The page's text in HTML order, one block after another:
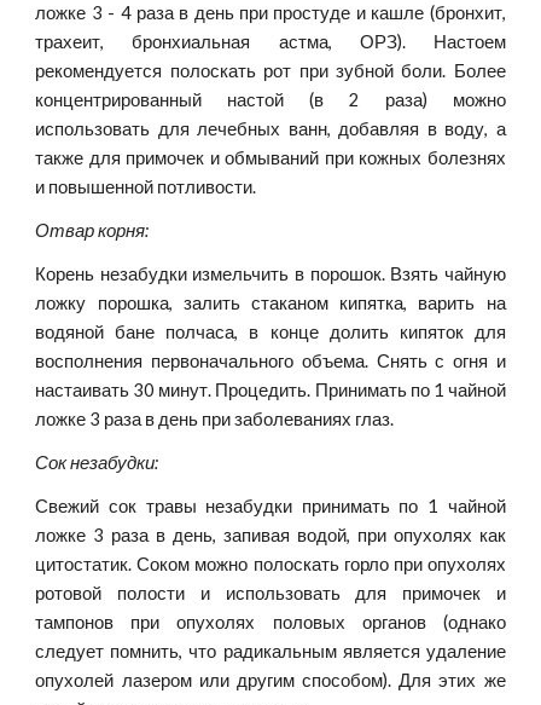
ложке 3 - 4 раза в день при простуде и кашле (бронхит,
трахеит, бронхиальная астма, ОРЗ). Настоем
рекомендуется полоскать рот при зубной боли. Более
концентрированный настой (в 2 раза) можно
использовать для лечебных ванн, добавляя в воду, а
также для примочек и обмываний при кожных болезнях
и повышенной потливости.
Отвар корня:
Корень незабудки измельчить в порошок. Взять чайную
ложку порошка, залить стаканом кипятка, варить на
водяной бане полчаса, в конце долить кипяток для
восполнения первоначального объема. Снять с огня и
настаивать 30 минут. Процедить. Принимать по 1 чайной
ложке 3 раза в день при заболеваниях глаз.
Сок незабудки:
Свежий сок травы незабудки принимать по 1 чайной
ложке 3 раза в день, запивая водой, при опухолях как
цитостатик. Соком можно полоскать горло при опухолях
ротовой полости и использовать для примочек и
тампонов при опухолях половых органов (однако
следует помнить, что радикальным является удаление
опухолей лазером или другим способом). Для этих же